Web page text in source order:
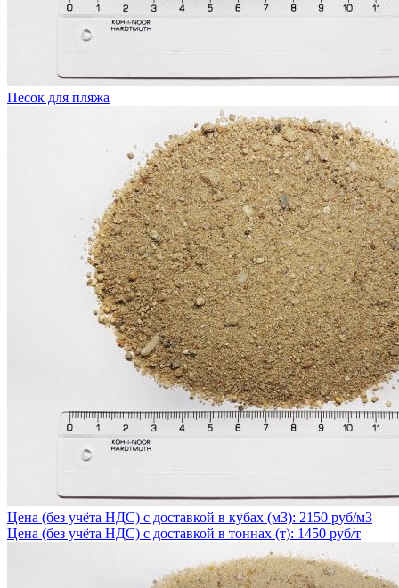
Песок для пляжа
Цена (без учёта НДС) с доставкой в кубах (м3): 2150 руб/м3
Цена (без учёта НДС) с доставкой в тоннах (т): 1450 руб/т